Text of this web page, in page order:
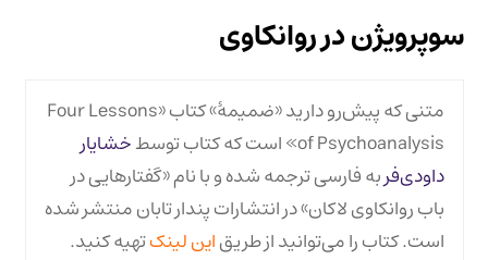
سوپرویژن در روانکاوی
متنی که پیش‌رو دارید «ضمیمهٔ» کتاب «Four Lessons
of Psychoanalysis» است که کتاب توسط
خشایار
داودی‌فربه فارسی ترجمه شده و با نام «گفتارهایی در
باب روانکاوی لاکان» در انتشارات پندار تابان منتشر شده
است. کتاب را می‌توانید از طریقاین لینکتهیه کنید.